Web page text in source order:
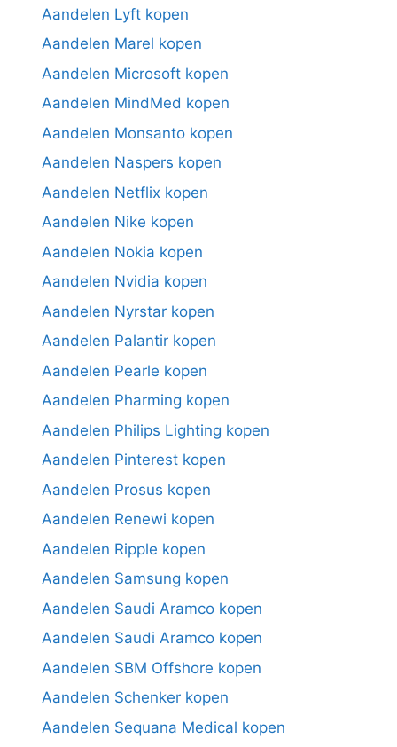
Aandelen Lyft kopen
Aandelen Marel kopen
Aandelen Microsoft kopen
Aandelen MindMed kopen
Aandelen Monsanto kopen
Aandelen Naspers kopen
Aandelen Netflix kopen
Aandelen Nike kopen
Aandelen Nokia kopen
Aandelen Nvidia kopen
Aandelen Nyrstar kopen
Aandelen Palantir kopen
Aandelen Pearle kopen
Aandelen Pharming kopen
Aandelen Philips Lighting kopen
Aandelen Pinterest kopen
Aandelen Prosus kopen
Aandelen Renewi kopen
Aandelen Ripple kopen
Aandelen Samsung kopen
Aandelen Saudi Aramco kopen
Aandelen Saudi Aramco kopen
Aandelen SBM Offshore kopen
Aandelen Schenker kopen
Aandelen Sequana Medical kopen